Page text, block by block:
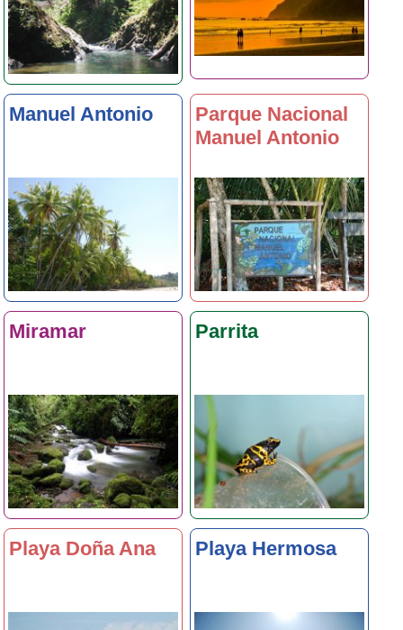
Manuel Antonio
Parque Nacional
Manuel Antonio
Miramar Parrita
Playa Doña Ana Playa Hermosa